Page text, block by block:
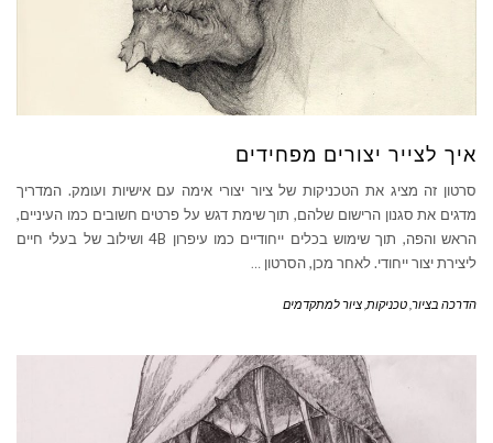
איך לצייר יצורים מפחידים
סרטון זה מציג את הטכניקות של ציור יצורי אימה עם אישיות ועומק. המדריך
מדגים את סגנון הרישום שלהם, תוך שימת דגש על פרטים חשובים כמו העיניים,
הראש והפה, תוך שימוש בכלים ייחודיים כמו עיפרון 4B ושילוב של בעלי חיים
ליצירת יצור ייחודי. לאחר מכן, הסרטון …
הדרכה בציור טכניקות ציור למתקדמים